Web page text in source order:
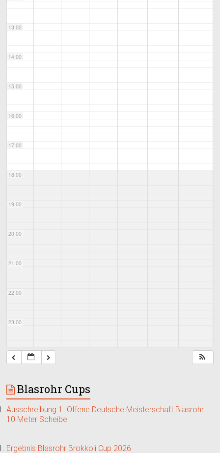
13:00
14:00
15:00
16:00
17:00
18:00
19:00
20:00
21:00
22:00
23:00
Blasrohr Cups
Ausschreibung 1. Offene Deutsche Meisterschaft Blasrohr
10 Meter Scheibe
Ergebnis Blasrohr Brokkoli Cup 2026